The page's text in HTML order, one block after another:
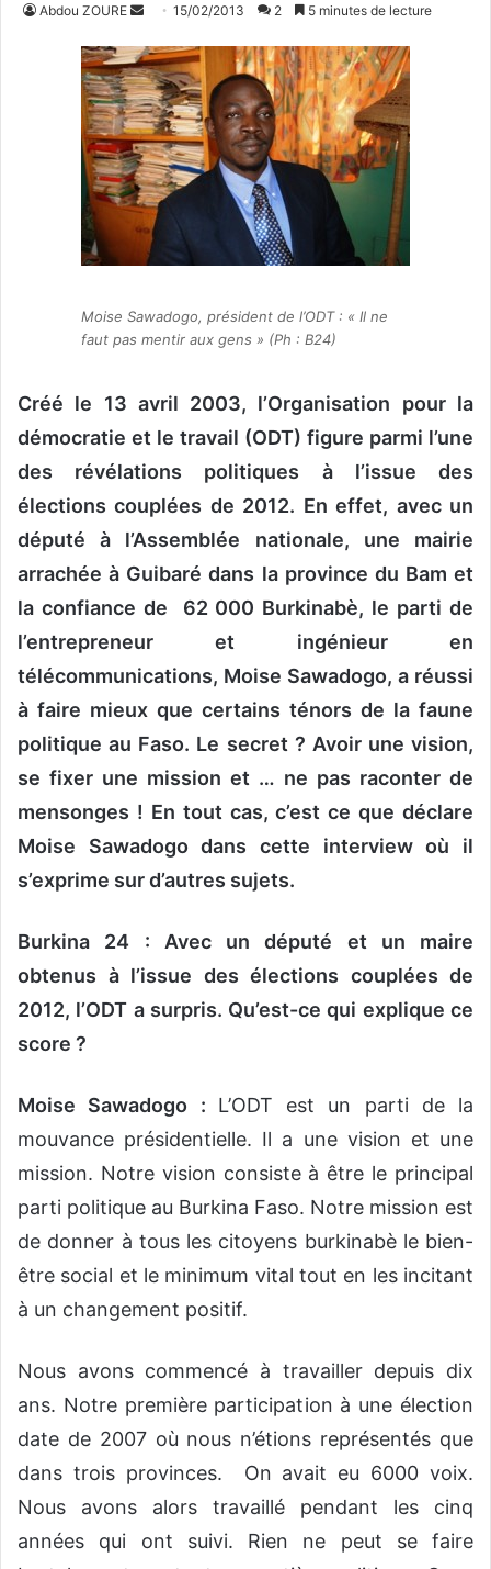
Abdou ZOURE
v
o
y
e
r
u
c
r
e
l
15/02/2013 2 5 minutes de lecture
Moise Sawadogo, président de l’ODT : « Il ne
faut pas mentir aux gens » (Ph : B24)
Créé le 13 avril 2003, l’Organisation pour la
démocratie et le travail (ODT) figure parmi l’une
des révélations politiques à l’issue des
élections couplées de 2012. En effet, avec un
député à l’Assemblée nationale, une mairie
arrachée à Guibaré dans la province du Bam et
la confiance de 62 000 Burkinabè, le parti de
l’entrepreneur et ingénieur en
télécommunications, Moise Sawadogo, a réussi
à faire mieux que certains ténors de la faune
politique au Faso. Le secret ? Avoir une vision,
se fixer une mission et … ne pas raconter de
mensonges ! En tout cas, c’est ce que déclare
Moise Sawadogo dans cette interview où il
s’exprime sur d’autres sujets.
Burkina 24 : Avec un député et un maire
obtenus à l’issue des élections couplées de
2012, l’ODT a surpris. Qu’est-ce qui explique ce
score ?
Moise Sawadogo : L’ODT est un parti de la
mouvance présidentielle. Il a une vision et une
mission. Notre vision consiste à être le principal
parti politique au Burkina Faso. Notre mission est
de donner à tous les citoyens burkinabè le bien-
être social et le minimum vital tout en les incitant
à un changement positif.
Nous avons commencé à travailler depuis dix
ans. Notre première participation à une élection
date de 2007 où nous n’étions représentés que
dans trois provinces. On avait eu 6000 voix.
Nous avons alors travaillé pendant les cinq
années qui ont suivi. Rien ne peut se faire